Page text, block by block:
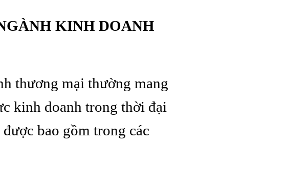
KINH DOANH
thương mại thường mang
kinh doanh trong thời đại
bao gồm trong các